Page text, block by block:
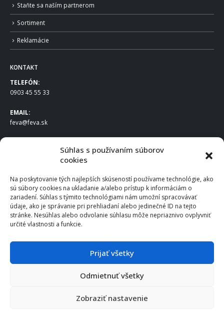
Súhlas s používaním súborov
cookies
Na poskytovanie tých najlepších skúseností používame technológie, ako
sú súbory cookies na ukladanie a/alebo prístup k informáciám o
zariadení. Súhlas s týmito technológiami nám umožní spracovávať
údaje, ako je správanie pri prehliadaní alebo jedinečné ID na tejto
stránke. Nesúhlas alebo odvolanie súhlasu môže nepriaznivo ovplyvniť
určité vlastnosti a funkcie.
Prijať všetky
Odmietnuť všetky
Zobraziť nastavenie
Staňte sa naším partnerom
Sortiment
Reklamácie
KONTAKT
TELEFÓN:
0903 45 55 33
EMAIL:
feva@feva.sk
FEVA Slovakia SK s.r.o.
831 04 Bratislava
IČO: 50922688
DIČ: 2120539388
IČ DPH: SK2120539388
Po – Pia: 8:00 – 16:30